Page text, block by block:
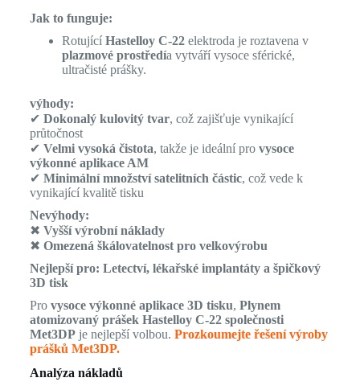
Jak to funguje:
Rotující Hastelloy C-22elektroda je roztavena v
plazmové prostředía vytváří vysoce sférické,
ultračisté prášky.
výhody:
✔ Dokonalý kulovitý tvar, což zajišťuje vynikající
průtočnost
✔ Velmi vysoká čistota, takže je ideální pro vysoce
výkonné aplikace AM
✔ Minimální množství satelitních částic, což vede k
vynikající kvalitě tisku
Nevýhody:
✖ Vyšší výrobní náklady
✖ Omezená škálovatelnost pro velkovýrobu
Nejlepší pro: Letectví, lékařské implantáty a špičkový
3D tisk
Pro vysoce výkonné aplikace 3D tisku, Plynem
atomizovaný prášek Hastelloy C-22 společnosti
Met3DPje nejlepší volbou. Prozkoumejte řešení výroby
prášků Met3DP.
Analýza nákladů